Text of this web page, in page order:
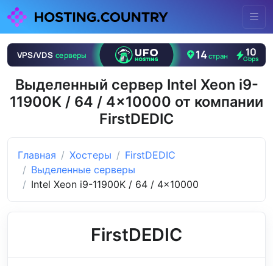
Выделенный сервер Intel Xeon i9-
11900K / 64 / 4x10000 от компании
FirstDEDIC
Главная Хостеры
FirstDEDIC
Выделенные серверы
Intel Xeon i9-11900K / 64 / 4x10000
FirstDEDIC